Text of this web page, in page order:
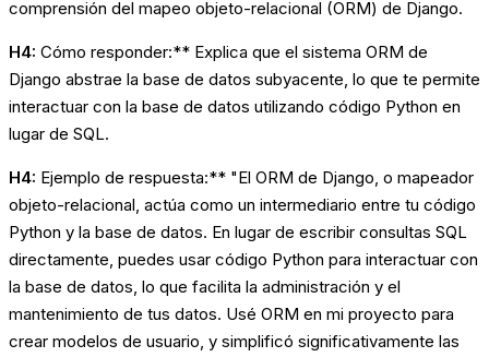
comprensión del mapeo objeto-relacional (ORM) de Django.
H4: Cómo responder:** Explica que el sistema ORM de
Django abstrae la base de datos subyacente, lo que te permite
interactuar con la base de datos utilizando código Python en
lugar de SQL.
H4: Ejemplo de respuesta:** "El ORM de Django, o mapeador
objeto-relacional, actúa como un intermediario entre tu código
Python y la base de datos. En lugar de escribir consultas SQL
directamente, puedes usar código Python para interactuar con
la base de datos, lo que facilita la administración y el
mantenimiento de tus datos. Usé ORM en mi proyecto para
crear modelos de usuario, y simplificó significativamente las